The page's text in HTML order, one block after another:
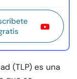
(TLP) es una